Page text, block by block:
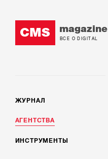
CMS magazine
ВСЕ О DIGITAL
ЖУРНАЛ
АГЕНТСТВА
ИНСТРУМЕНТЫ